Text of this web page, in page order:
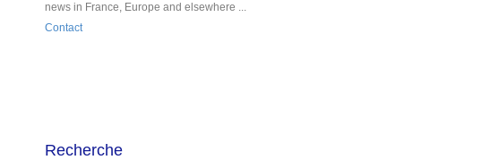
news in France, Europe and elsewhere ...
Contact
Recherche